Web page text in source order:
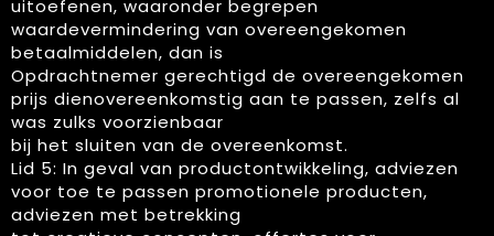
uitoefenen, waaronder begrepen
waardevermindering van overeengekomen
betaalmiddelen, dan is
Opdrachtnemer gerechtigd de overeengekomen
prijs dienovereenkomstig aan te passen, zelfs al
was zulks voorzienbaar
bij het sluiten van de overeenkomst.
Lid 5: In geval van productontwikkeling, adviezen
voor toe te passen promotionele producten,
adviezen met betrekking